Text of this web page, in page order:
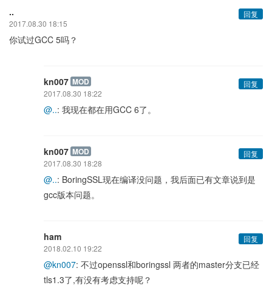
..
回复
2017.08.30 18:15
你试过GCC 5吗？
kn007 MOD
回复
2017.08.30 18:22
@..: 我现在都在用GCC 6了。
kn007 MOD
回复
2017.08.30 18:28
@..: BoringSSL现在编译没问题，我后面已有文章说到是
gcc版本问题。
ham
回复
2018.02.10 19:22
@kn007: 不过openssl和boringssl 两者的master分支已经
tls1.3了,有没有考虑支持呢？